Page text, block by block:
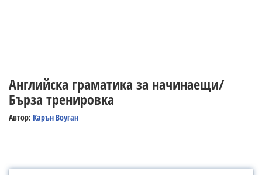
Английска граматика за начинаещи/
Бърза тренировка
Автор: Карън Воуган